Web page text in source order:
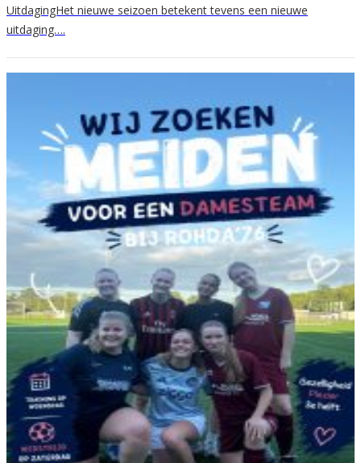
UitdagingHet nieuwe seizoen betekent tevens een nieuwe
uitdaging….